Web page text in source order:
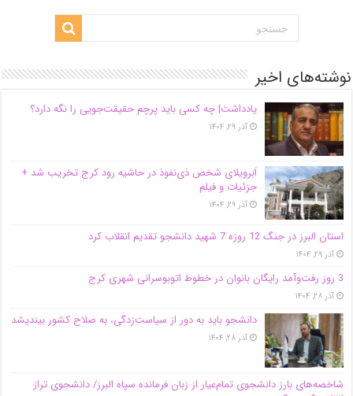
نوشته‌های اخیر
یادداشت| ‌چه کسی باید پرچم حقیقت‌جویی را نگه دارد؟
آذر ۲۹, ۱۴۰۴
اَبَر‌ویلای شخص ذی‌نفوذ در حاشیه‌ رود کرج تخریب شد +
جزئیات و فیلم
آذر ۲۹, ۱۴۰۴
استان البرز در جنگ 12 روزه 7 شهید دانشجو تقدیم انقلاب کرد
آذر ۲۹, ۱۴۰۴
3 روز رفت‌وآمد رایگان بانوان در خطوط اتوبوسرانی شهری کرج
آذر ۲۸, ۱۴۰۴
دانشجو باید به دور از سیاست‌زدگی، به صلاح کشور بیندیشد
آذر ۲۸, ۱۴۰۴
شاخصه‌های بارز دانشجوی تمام‌عیار از زبان فرمانده سپاه البرز/ دانشجوی تراز